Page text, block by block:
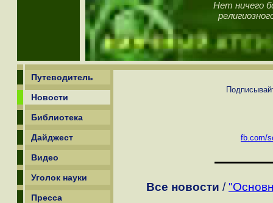
Нет ничего
Путеводитель
Новости
Библиотека
Дайджест
Видео
Уголок науки
Пресса
fb.com/
Все новости /